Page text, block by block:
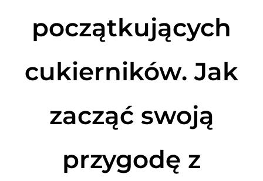
początkujących
cukierników. Jak
zacząć swoją
przygodę z